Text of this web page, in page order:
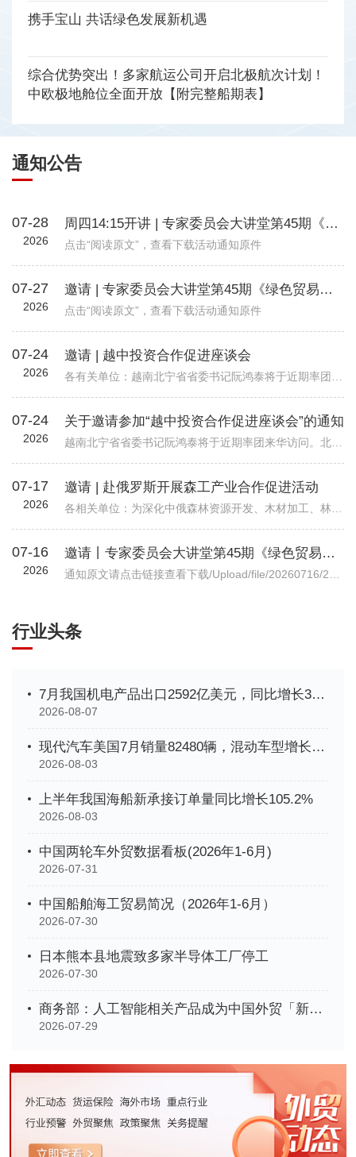
携手宝山 共话绿色发展新机遇
综合优势突出！多家航运公司开启北极航次计划！
中欧极地舱位全面开放【附完整船期表】
通知公告
07-28
2026
周四14:15开讲 | 专家委员会大讲堂第45期《绿色贸易时代下的企业碳管理升级路径—从合规到竞争力》
点击“阅读原文”，查看下载活动通知原件
07-27
2026
邀请 | 专家委员会大讲堂第45期《绿色贸易时代下的企业碳管理升级路径—从合规到竞争力》
点击“阅读原文”，查看下载活动通知原件
07-24
2026
邀请 | 越中投资合作促进座谈会
07-24
2026
关于邀请参加“越中投资合作促进座谈会”的通知
07-17
2026
邀请 | 赴俄罗斯开展森工产业合作促进活动
07-16
2026
邀请丨专家委员会大讲堂第45期《绿色贸易时代下的企业碳管理升级路径—从合规到竞争力》公益讲座
行业头条
7月我国机电产品出口2592亿美元，同比增长33.9%
2026-08-07
现代汽车美国7月销量82480辆，混动车型增长35%创新高
2026-08-03
上半年我国海船新承接订单量同比增长105.2%
2026-08-03
中国两轮车外贸数据看板(2026年1-6月)
2026-07-31
中国船舶海工贸易简况（2026年1-6月）
2026-07-30
日本熊本县地震致多家半导体工厂停工
2026-07-30
商务部：人工智能相关产品成为中国外贸「新名片」
2026-07-29